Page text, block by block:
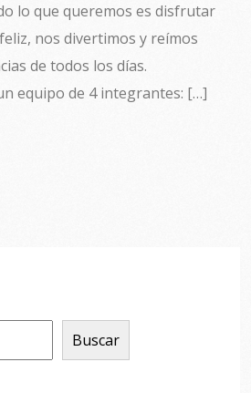
lo que queremos es disfrutar
nos divertimos y reímos
de todos los días.
equipo de 4 integrantes: […]
Buscar